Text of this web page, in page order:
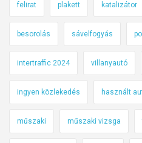
felirat plakett katalizátor
besorolás sávelfogyás
intertraffic 2024 villanyautó
ingyen közlekedés használt
műszaki műszaki vizsga